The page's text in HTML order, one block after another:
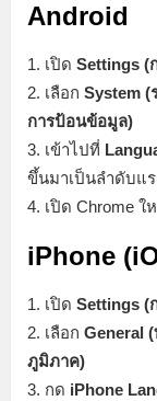
Android
1. เปิด Settings (
2. เลือก System (
การป้อนข้อมูล)
3. เข้าไปที่
ขึ้นมาเป็นลำดับแ
4. เปิด Chrome
iPhone
1. เปิด Settings (
2. เลือก General
ภูมิภาค)
3. กด iPhone